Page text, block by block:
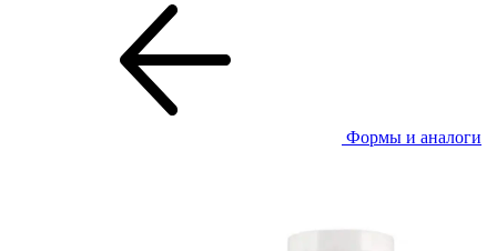
Формы и аналоги